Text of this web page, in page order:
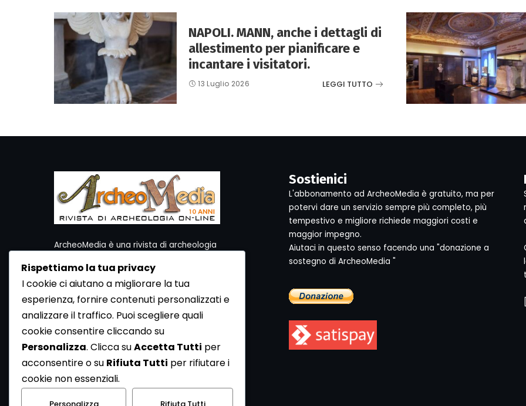
NAPOLI. MANN, anche i dettagli di
allestimento per pianificare e
incantare i visitatori.
13 Luglio 2026 LEGGI TUTTO
ArcheoMedia è una rivista di archeologia
Per contattare la Redazione potete utilizzare i
seguenti recapiti:
Redazione ArcheoMedia c/o Mediares S.c.
Via Gioberti 80/D - 10128 Torino
Tel 011.5806363 - Fax 011.5808561
http://www.mediares.to.it
http://www.didatticatorino.it
Sostienici
L'abbonamento ad ArcheoMedia è gratuito, ma per
potervi dare un servizio sempre più completo, più
tempestivo e migliore richiede maggiori costi e
maggior impegno.
Aiutaci in questo senso facendo una "donazione a
sostegno di ArcheoMedia "
Rispettiamo la tua privacy
I cookie ci aiutano a migliorare la tua
esperienza, fornire contenuti personalizzati e
analizzare il traffico. Puoi scegliere quali
cookie consentire cliccando su
Personalizza. Clicca suAccetta Tutti per
acconsentire o su Rifiuta Tutti per rifiutare i
cookie non essenziali.